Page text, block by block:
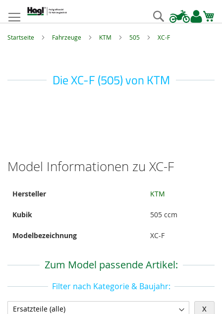
springen
Suche
Startseite Fahrzeuge KTM 505 XC-F
Die XC-F (505) von KTM
Model Informationen zu XC-F
Informationen
Hersteller KTM
Kubik 505 ccm
Modelbezeichnung XC-F
Zum Model passende Artikel:
Filter nach Kategorie & Baujahr:
X